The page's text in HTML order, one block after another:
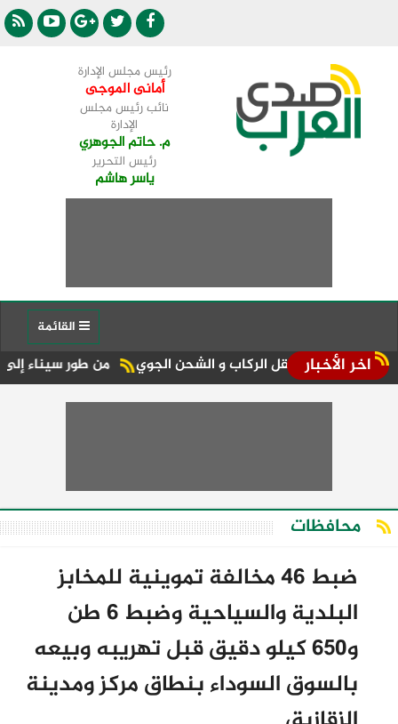
رئيس مجلس الإدارة
أمانى الموجى
نائب رئيس مجلس
الإدارة
م. حاتم الجوهري
رئيس التحرير
ياسر هاشم
اخر الأخبار من طور سيناء إلى منصة الجمهورية المركز الـ11 في نقل الركاب و الشحن الجوي
محافظات
ضبط 46 مخالفة تموينية للمخابز
البلدية والسياحية وضبط 6 طن
و650 كيلو دقيق قبل تهريبه وبيعه
بالسوق السوداء بنطاق مركز ومدينة